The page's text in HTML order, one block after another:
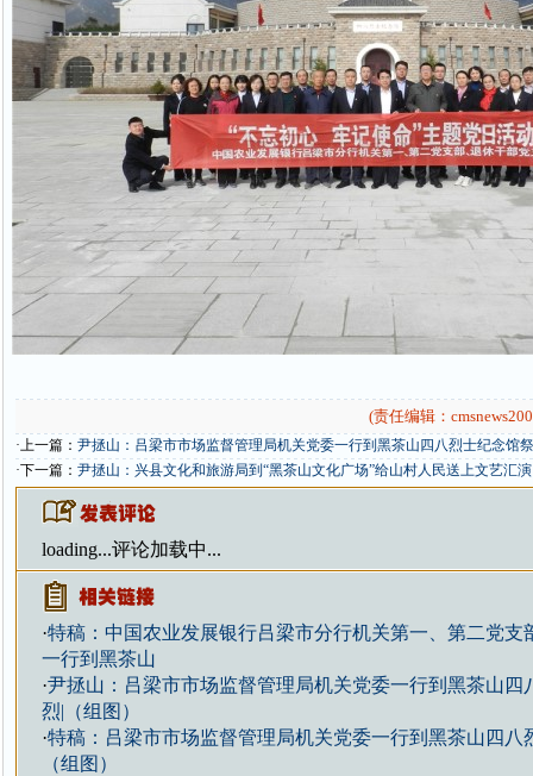
(责任编辑：
·上一篇： 尹拯山：吕梁市市场监督管理局机关党委一行到黑茶山四八烈士纪念馆
·下一篇： 尹拯山：兴县文化和旅游局到“黑茶山文化广场”给山村人民送上文艺汇
loading...评论加载中...
·特稿：中国农业发展银行吕梁市分行机关第一、第二党支
一行到黑茶山
·尹拯山：吕梁市市场监督管理局机关党委一行到黑茶山四
烈|（组图）
·特稿：吕梁市市场监督管理局机关党委一行到黑茶山四八
（组图）